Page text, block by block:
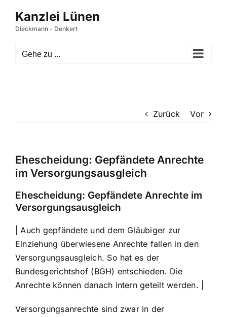
Inhalt
springen
Gehe zu ...
Zurück Vor
Ehescheidung: Gepfändete Anrechte
im Versorgungsausgleich
Ehescheidung: Gepfändete Anrechte im
Versorgungsausgleich
| Auch gepfändete und dem Gläubiger zur
Einziehung überwiesene Anrechte fallen in den
Versorgungsausgleich. So hat es der
Bundesgerichtshof (BGH) entschieden. Die
Anrechte können danach intern geteilt werden. |
Versorgungsanrechte sind zwar in der